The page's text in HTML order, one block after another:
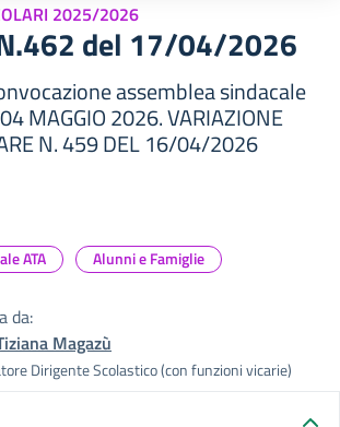
2025/2026
del 17/04/2026
assemblea sindacale
MAGGIO 2026. VARIAZIONE
N. 459 DEL 16/04/2026
ATA Alunni e Famiglie
da:
Magazù
Dirigente Scolastico (con funzioni vicarie)